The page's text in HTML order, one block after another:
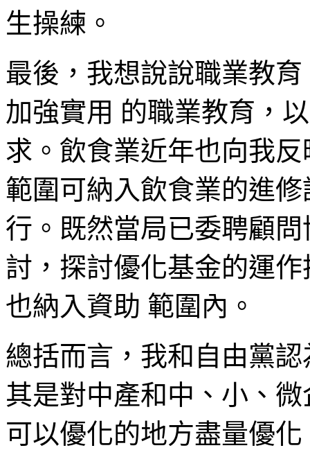
生操練。
最後，我想說說職業教
加強實用 的職業教育，
求。飲食業近年也向我
範圍可納入飲食業的進
行。既然當局已委聘顧
討，探討優化基金的運
也納入資助 範圍內。
總括而言，我和自由黨
其是對中產和中、小、
可以優化的地方盡量優